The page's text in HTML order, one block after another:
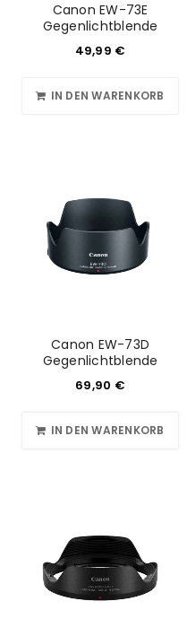
Canon EW-73E
Gegenlichtblende
49,99 €
IN DEN WARENKORB
Canon EW-73D
Gegenlichtblende
69,90 €
IN DEN WARENKORB